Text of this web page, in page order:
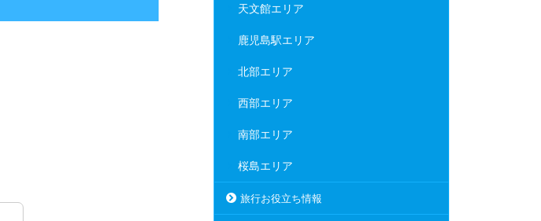
天文館エリア
鹿児島駅エリア
北部エリア
西部エリア
南部エリア
桜島エリア
旅行お役立ち情報